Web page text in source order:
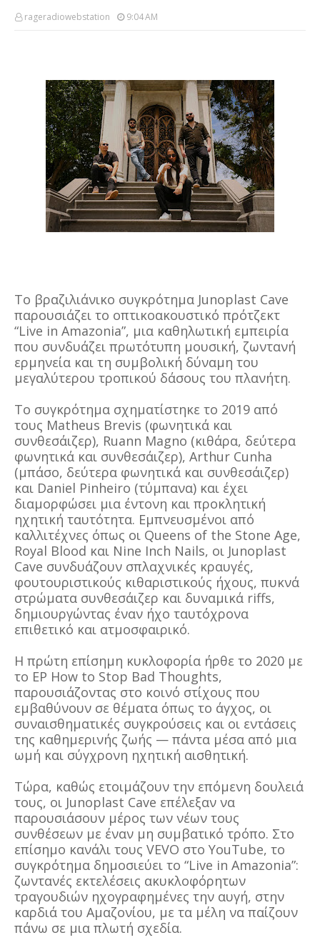
rageradiowebstation 9:04 AM
Το βραζιλιάνικο συγκρότημα Junoplast Cave
παρουσιάζει το οπτικοακουστικό πρότζεκτ
“Live in Amazonia”, μια καθηλωτική εμπειρία
που συνδυάζει πρωτότυπη μουσική, ζωντανή
ερμηνεία και τη συμβολική δύναμη του
μεγαλύτερου τροπικού δάσους του πλανήτη.
Το συγκρότημα σχηματίστηκε το 2019 από
τους Matheus Brevis (φωνητικά και
συνθεσάιζερ), Ruann Magno (κιθάρα, δεύτερα
φωνητικά και συνθεσάιζερ), Arthur Cunha
(μπάσο, δεύτερα φωνητικά και συνθεσάιζερ)
και Daniel Pinheiro (τύμπανα) και έχει
διαμορφώσει μια έντονη και προκλητική
ηχητική ταυτότητα. Εμπνευσμένοι από
καλλιτέχνες όπως οι Queens of the Stone Age,
Royal Blood και Nine Inch Nails, οι Junoplast
Cave συνδυάζουν σπλαχνικές κραυγές,
φουτουριστικούς κιθαριστικούς ήχους, πυκνά
στρώματα συνθεσάιζερ και δυναμικά riffs,
δημιουργώντας έναν ήχο ταυτόχρονα
επιθετικό και ατμοσφαιρικό.
Η πρώτη επίσημη κυκλοφορία ήρθε το 2020 με
το EP How to Stop Bad Thoughts,
παρουσιάζοντας στο κοινό στίχους που
εμβαθύνουν σε θέματα όπως το άγχος, οι
συναισθηματικές συγκρούσεις και οι εντάσεις
της καθημερινής ζωής — πάντα μέσα από μια
ωμή και σύγχρονη ηχητική αισθητική.
Τώρα, καθώς ετοιμάζουν την επόμενη δουλειά
τους, οι Junoplast Cave επέλεξαν να
παρουσιάσουν μέρος των νέων τους
συνθέσεων με έναν μη συμβατικό τρόπο. Στο
επίσημο κανάλι τους VEVO στο YouTube, το
συγκρότημα δημοσιεύει το “Live in Amazonia”:
ζωντανές εκτελέσεις ακυκλοφόρητων
τραγουδιών ηχογραφημένες την αυγή, στην
καρδιά του Αμαζονίου, με τα μέλη να παίζουν
πάνω σε μια πλωτή σχεδία.